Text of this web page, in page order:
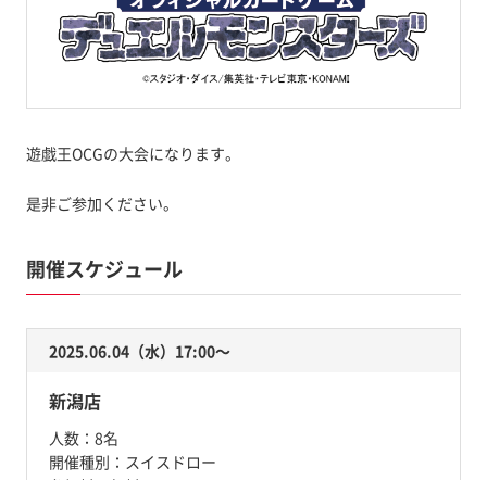
遊戯王OCGの大会になります。
是非ご参加ください。
開催スケジュール
2025.06.04（水）17:00〜
新潟店
人数： 8名
開催種別： スイスドロー